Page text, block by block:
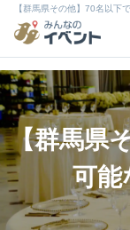
【群馬県その他】70名以下
【群馬県
可能